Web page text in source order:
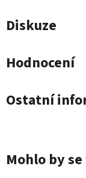
Diskuze
Hodnocení
Ostatní
Mohlo by